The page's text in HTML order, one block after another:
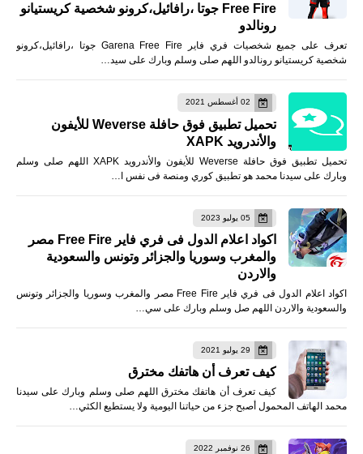
Free Fire جوتا ،رافائيل،كرونو شخصية كريستيانو
رونالدو
تعرف على جميع شخصيات فري فاير Garena Free Fire جوتا ،رافائيل،كرونو
شخصية كريستيانو رونالدو اللهم صلى وسلم وبارك على سيد…
02 أغسطس 2021
تحميل تطبيق فوق حافلة Weverse للأيفون
والأندرويد XAPK
تحميل تطبيق فوق حافلة Weverse للأيفون والأندرويد XAPK اللهم صلى وسلم
وبارك على سيدنا محمد هو تطبيق كوري ومنصة فى نفس ا…
05 يوليو 2023
اكواد اعلام الدول فى فري فاير Free Fire مصر
والمغرب وسوريا والجزائر وتونس والسعودية
والاردن
اكواد اعلام الدول فى فري فاير Free Fire مصر والمغرب وسوريا والجزائر وتونس
والسعودية والاردن اللهم صل وسلم وبارك على سي…
29 يوليو 2021
كيف تعرف أن هاتفك مخترق
كيف تعرف أن هاتفك مخترق اللهم صلى وسلم وبارك على سيدنا
محمد الهاتف المحمول أصبح جزء من حياتنا اليومية ولا يستطيع الكثي…
26 نوفمبر 2022